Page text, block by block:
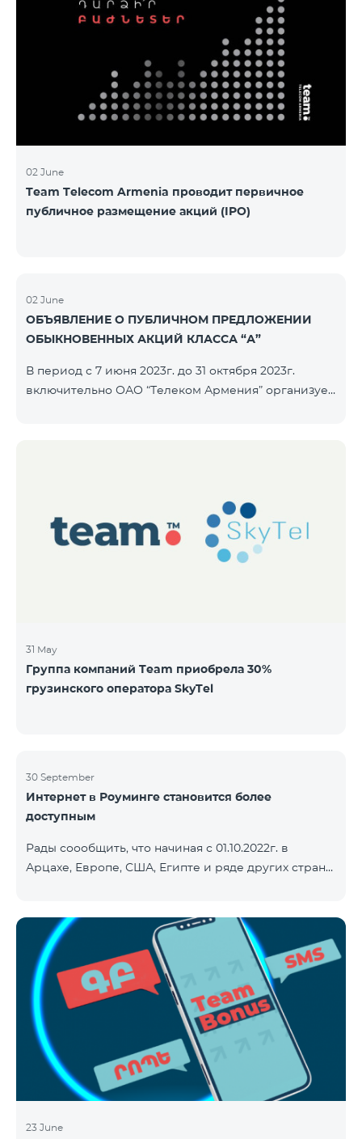
հրապարակային տեղաբաշխման բոլոր
մանրամասներին ու թիմերին տրամադրվեց
ընկերության զարգացման ռազմավարական
խնդիրը։ Լուծումներ առաջարկելու համար թիմերն
ունենալու են ընդամենը 72 ժամ։ Հաջողություն
մաղթելով մրցույթի մասնակիցներին Team
Telecom Armenia-ի գլխավոր տնօրեն Հայկ
Եսայանը նշեց, որ
02 June
Team Telecom Armenia проводит первичное
публичное размещение акций (IPO)
02 June
ОБЪЯВЛЕНИЕ О ПУБЛИЧНОМ ПРЕДЛОЖЕНИИ
ОБЫКНОВЕННЫХ АКЦИЙ КЛАССА “А”
В период с 7 июня 2023г. до 31 октября 2023г.
включительно ОАО “Телеком Армения” организует
ОБЬЕМ ПОКУПКИ 200 МИНИМАЛЬНАЯ СУММА
ПОКУПКИ 41,200 драмов ОРГАНИЗАТОР
31 May
Группа компаний Team приобрела 30%
грузинского оператора SkyTel
30 September
Интернет в Роуминге становится более
доступным
Рады соообщить, что начиная с 01.10.2022г. в
Арцахе, Европе, США, Египте и ряде других стран
звонки в Армению звонки – 150 драм/минута.
Исходящие звонки локальные – 500 драм/минута.
SMS – 150 драм. Полный список стран: Арцах,
Албания, Австралия, Австрия, Бельгия, Болгария,
Босния и Герцеговина, Великобритания, Венгрия,
Германия, Греция, Дания, Джерси, Египет,
Ирландия, Исландия, Испани
23 June